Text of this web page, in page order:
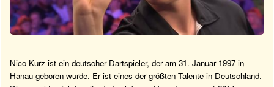
Nico Kurz ist ein deutscher Dartspieler, der am 31. Januar 1997 in
Hanau geboren wurde. Er ist eines der größten Talente in Deutschland.